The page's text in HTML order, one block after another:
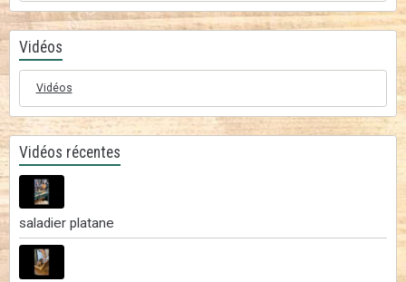
Vidéos
Vidéos
Vidéos récentes
saladier platane